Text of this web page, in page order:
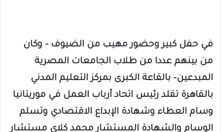
في حفل كبير وحضور مهيب من الضيوف – وكان
من بينهم عددا من طلاب الجامعات المصرية
المبدعين- بالقاعة الكبرى بمركز التعليم المدني
بالقاهرة تقلد رئيس اتحاد أرباب العمل في موريتانيا
وسام العطاء وشهادة الإبداع الاقتصادي وتسلم
الوسام والشهادة المستشار محمد كلاي مستشار